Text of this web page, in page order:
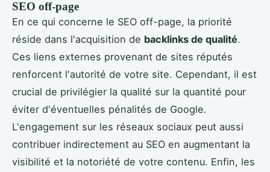
SEO off-page
En ce qui concerne le SEO off-page, la priorité
réside dans l'acquisition de backlinks de qualité.
Ces liens externes provenant de sites réputés
renforcent l'autorité de votre site. Cependant, il est
crucial de privilégier la qualité sur la quantité pour
éviter d'éventuelles pénalités de Google.
L'engagement sur les réseaux sociaux peut aussi
contribuer indirectement au SEO en augmentant la
visibilité et la notoriété de votre contenu. Enfin, les